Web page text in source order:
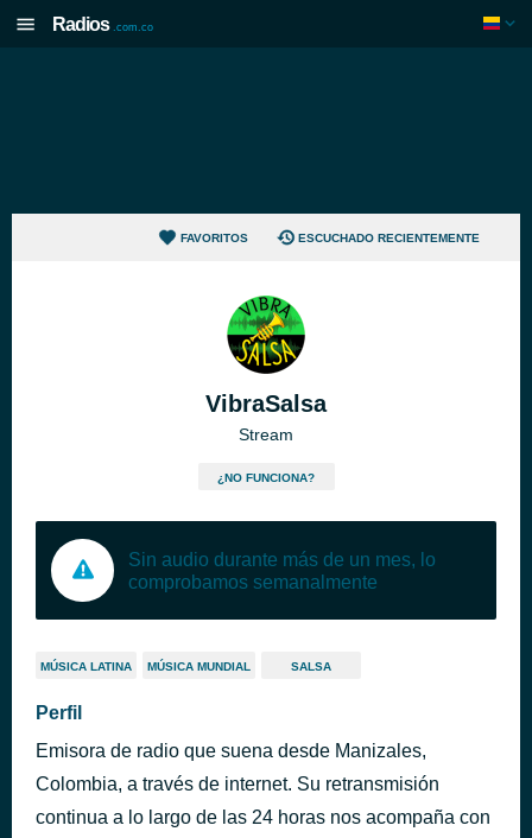
Radios .com.co
FAVORITOS ESCUCHADO RECIENTEMENTE
VibraSalsa
Stream
¿NO FUNCIONA?
Sin audio durante más de un mes, lo
comprobamos semanalmente
MÚSICA LATINA MÚSICA MUNDIAL SALSA
Perfil
Emisora de radio que suena desde Manizales,
Colombia, a través de internet. Su retransmisión
continua a lo largo de las 24 horas nos acompaña con